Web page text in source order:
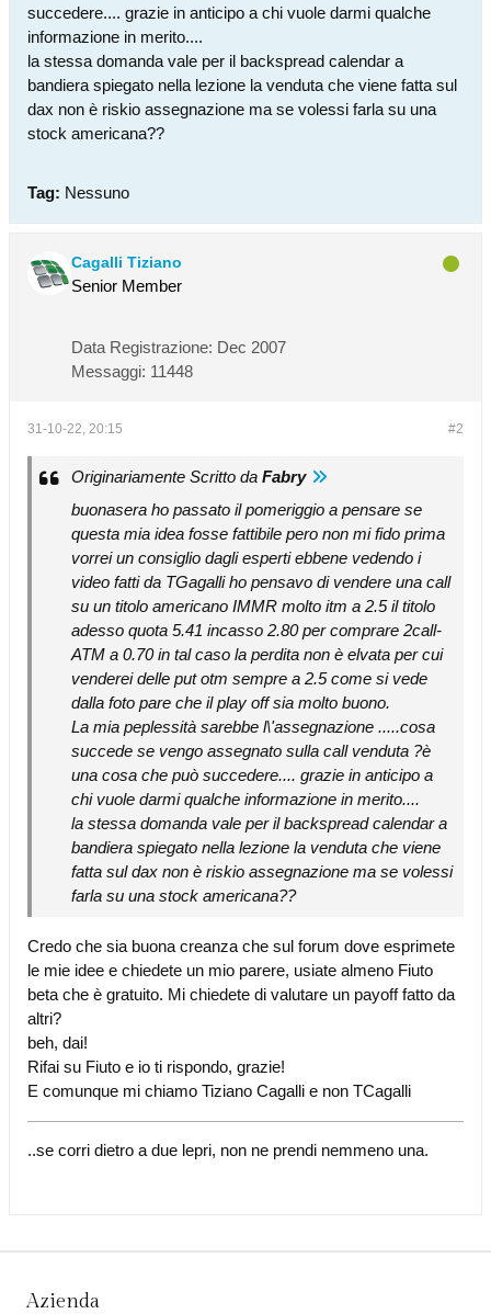
succedere.... grazie in anticipo a chi vuole darmi qualche
informazione in merito....
la stessa domanda vale per il backspread calendar a
bandiera spiegato nella lezione la venduta che viene fatta sul
dax non è riskio assegnazione ma se volessi farla su una
stock americana??
Tag: Nessuno
Cagalli Tiziano
Senior Member
Data Registrazione: Dec 2007
Messaggi: 11448
#2
31-10-22, 20:15
Originariamente Scritto da Fabry
buonasera ho passato il pomeriggio a pensare se
questa mia idea fosse fattibile pero non mi fido prima
vorrei un consiglio dagli esperti ebbene vedendo i
video fatti da TGagalli ho pensavo di vendere una call
su un titolo americano IMMR molto itm a 2.5 il titolo
adesso quota 5.41 incasso 2.80 per comprare 2call-
ATM a 0.70 in tal caso la perdita non è elvata per cui
venderei delle put otm sempre a 2.5 come si vede
dalla foto pare che il play off sia molto buono.
La mia peplessità sarebbe l\'assegnazione .....cosa
succede se vengo assegnato sulla call venduta ?è
una cosa che può succedere.... grazie in anticipo a
chi vuole darmi qualche informazione in merito....
la stessa domanda vale per il backspread calendar a
bandiera spiegato nella lezione la venduta che viene
fatta sul dax non è riskio assegnazione ma se volessi
farla su una stock americana??
Credo che sia buona creanza che sul forum dove esprimete
le mie idee e chiedete un mio parere, usiate almeno Fiuto
beta che è gratuito. Mi chiedete di valutare un payoff fatto da
altri?
beh, dai!
Rifai su Fiuto e io ti rispondo, grazie!
E comunque mi chiamo Tiziano Cagalli e non TCagalli
..se corri dietro a due lepri, non ne prendi nemmeno una.
Azienda